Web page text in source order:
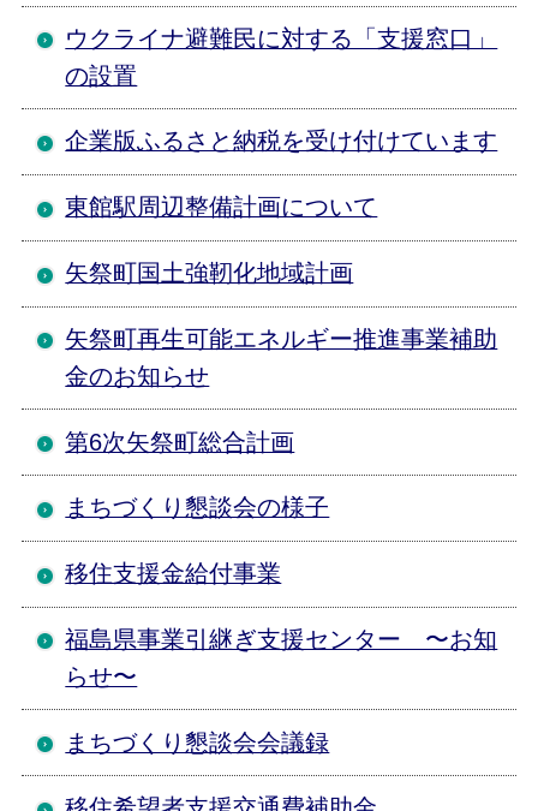
ウクライナ避難民に対する「支援窓口」
の設置
企業版ふるさと納税を受け付けています
東館駅周辺整備計画について
矢祭町国土強靭化地域計画
矢祭町再生可能エネルギー推進事業補助
金のお知らせ
第6次矢祭町総合計画
まちづくり懇談会の様子
移住支援金給付事業
福島県事業引継ぎ支援センター 〜お知
らせ〜
まちづくり懇談会会議録